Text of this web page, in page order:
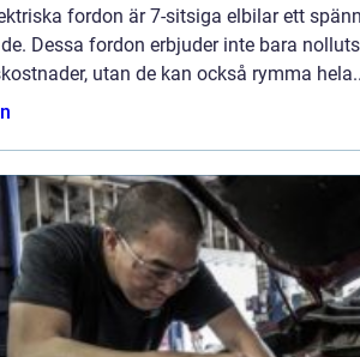
fordon är 7-sitsiga elbilar ett
Dessa fordon erbjuder inte bara
utan de kan också rymma